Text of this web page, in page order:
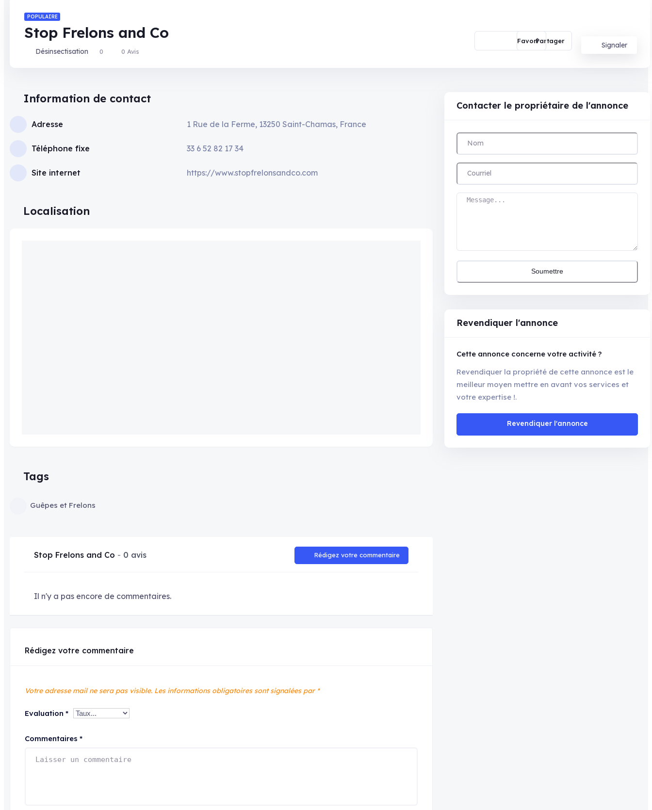
Stop Frelons and Co
POPULAIRE
Désinsectisation 0 0 Avis
Partager Signaler
Information de contact
Adresse 1 Rue de la Ferme, 13250 Saint-Chamas, France
Téléphone fixe 33 6 52 82 17 34
Site internet https://www.stopfrelonsandco.com
Localisation
Tags
Guêpes et Frelons
Stop Frelons and Co 0 avis Rédigez votre commentaire
Il n'y a pas encore de commentaires.
Rédigez votre commentaire
Votre adresse mail ne sera pas visible. Les informations obligatoires sont signalées par *
Evaluation *
Commentaires *
Contacter le propriétaire de l'annonce
Soumettre
Revendiquer l'annonce
Cette annonce concerne votre activité ?
Revendiquer la propriété de cette annonce est le
meilleur moyen mettre en avant vos services et
votre expertise !.
Revendiquer l'annonce